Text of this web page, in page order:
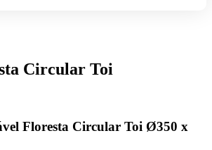
Circular Toi
Floresta Circular Toi Ø350 x